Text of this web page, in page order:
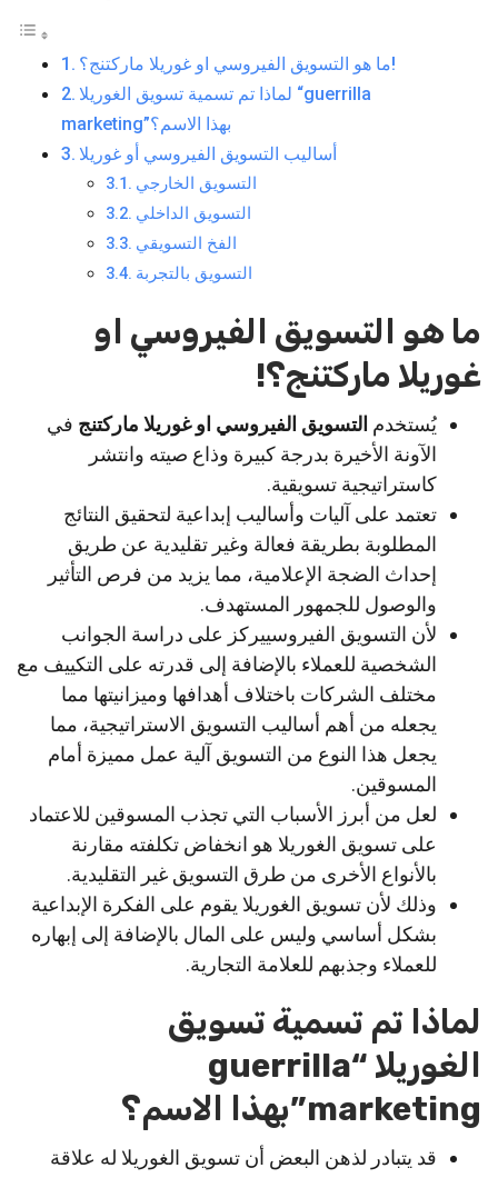
ما هو التسويق الفيروسي او غوريلا ماركتنج؟!
لماذا تم تسمية تسويق الغوريلا “guerrilla
أساليب التسويق الفيروسي أو غوريلا
التسويق الخارجي
التسويق الداخلي
الفخ التسويقي
التسويق بالتجربة
ما هو التسويق الفيروسي او
غوريلا ماركتنج؟!
يُستخدم التسويق الفيروسي او غوريلا ماركتنج في
الآونة الأخيرة بدرجة كبيرة وذاع صيته وانتشر
كاستراتيجية تسويقية.
تعتمد على آليات وأساليب إبداعية لتحقيق النتائج
المطلوبة بطريقة فعالة وغير تقليدية عن طريق
إحداث الضجة الإعلامية، مما يزيد من فرص التأثير
والوصول للجمهور المستهدف.
لأن التسويق الفيروسييركز على دراسة الجوانب
الشخصية للعملاء بالإضافة إلى قدرته على التكييف مع
مختلف الشركات باختلاف أهدافها وميزانيتها مما
يجعله من أهم أساليب التسويق الاستراتيجية، مما
يجعل هذا النوع من التسويق آلية عمل مميزة أمام
المسوقين.
لعل من أبرز الأسباب التي تجذب المسوقين للاعتماد
على تسويق الغوريلا هو انخفاض تكلفته مقارنة
بالأنواع الأخرى من طرق التسويق غير التقليدية.
وذلك لأن تسويق الغوريلا يقوم على الفكرة الإبداعية
بشكل أساسي وليس على المال بالإضافة إلى إبهاره
للعملاء وجذبهم للعلامة التجارية.
لماذا تم تسمية تسويق
الغوريلا “guerrilla
marketing”بهذا الاسم؟
قد يتبادر لذهن البعض أن تسويق الغوريلا له علاقة